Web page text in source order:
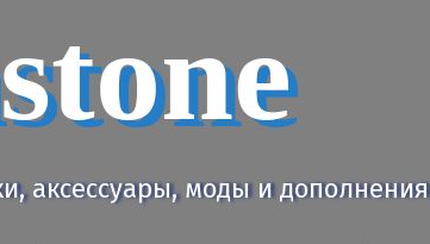
аксессуары, моды и дополнения